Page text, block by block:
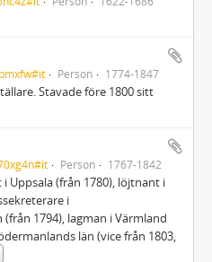
Person 1774-1847
Stavade före 1800 sitt
Person 1767-1842
Uppsala (från 1780), löjtnant i
i
1794), lagman i Värmland
län (vice från 1803,